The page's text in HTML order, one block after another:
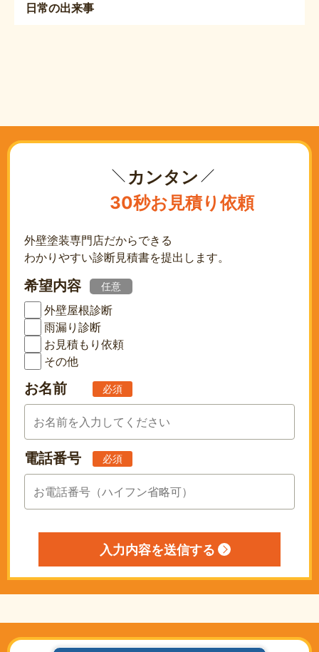
日常の出来事
カンタン
30秒お見積り依頼
外壁塗装専門店だからできる
わかりやすい診断見積書を提出します。
希望内容 任意
外壁屋根診断
雨漏り診断
お見積もり依頼
その他
お名前 必須
電話番号 必須